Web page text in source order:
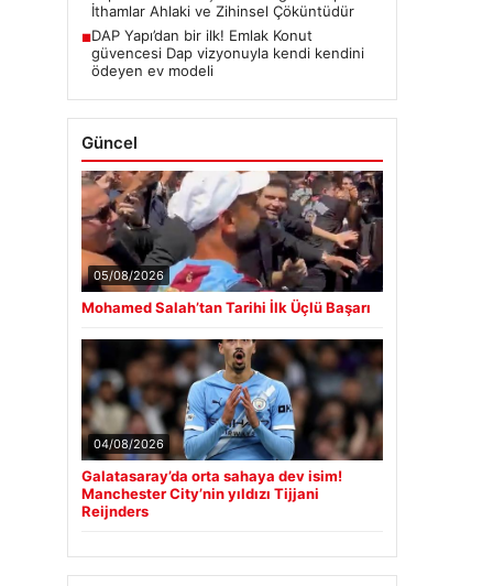
İthamlar Ahlaki ve Zihinsel Çöküntüdür
■DAP Yapı’dan bir ilk! Emlak Konut
güvencesi Dap vizyonuyla kendi kendini
ödeyen ev modeli
Güncel
05/08/2026
Mohamed Salah’tan Tarihi İlk Üçlü Başarı
04/08/2026
Galatasaray’da orta sahaya dev isim!
Manchester City’nin yıldızı Tijjani
Reijnders